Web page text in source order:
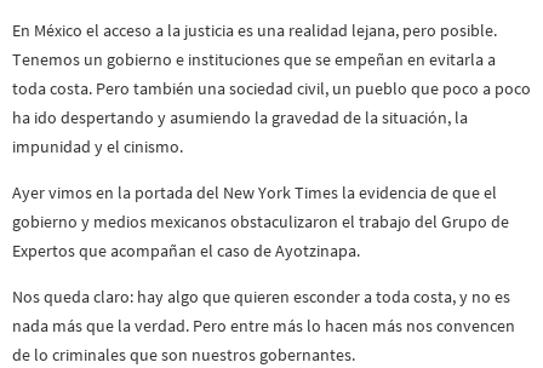
En México el acceso a la justicia es una realidad lejana, pero posible.
Tenemos un gobierno e instituciones que se empeñan en evitarla a
toda costa. Pero también una sociedad civil, un pueblo que poco a poco
ha ido despertando y asumiendo la gravedad de la situación, la
impunidad y el cinismo.
Ayer vimos en la portada del New York Times la evidencia de que el
gobierno y medios mexicanos obstaculizaron el trabajo del Grupo de
Expertos que acompañan el caso de Ayotzinapa.
Nos queda claro: hay algo que quieren esconder a toda costa, y no es
nada más que la verdad. Pero entre más lo hacen más nos convencen
de lo criminales que son nuestros gobernantes.